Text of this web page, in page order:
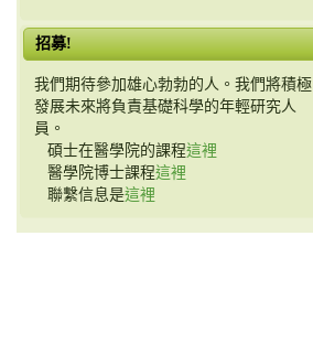
招募!
我們期待參加雄心勃勃的人。我們將積極
發展未來將負責基礎科學的年輕研究人
員。
碩士在醫學院的課程這裡
醫學院博士課程這裡
聯繫信息是這裡